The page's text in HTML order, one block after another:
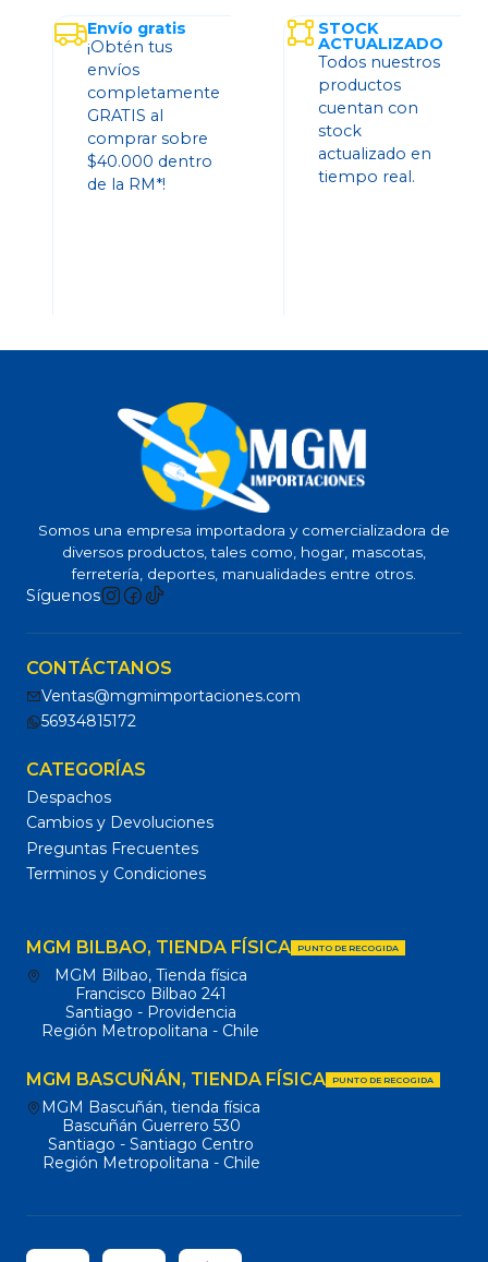
Envío gratis
¡Obtén tus
envíos
completamente
GRATIS al
comprar sobre
$40.000 dentro
de la RM*!
STOCK
ACTUALIZADO
Todos nuestros
productos
cuentan con
stock
actualizado en
tiempo real.
Somos una empresa importadora y comercializadora de
diversos productos, tales como, hogar, mascotas,
ferretería, deportes, manualidades entre otros.
Síguenos
CONTÁCTANOS
Ventas@mgmimportaciones.com
56934815172
CATEGORÍAS
Despachos
Cambios y Devoluciones
Preguntas Frecuentes
Terminos y Condiciones
MGM BILBAO, TIENDA FÍSICA PUNTO DE RECOGIDA
MGM Bilbao, Tienda física
Francisco Bilbao 241
Santiago - Providencia
Región Metropolitana - Chile
MGM BASCUÑÁN, TIENDA FÍSICA PUNTO DE RECOGIDA
MGM Bascuñán, tienda física
Bascuñán Guerrero 530
Santiago - Santiago Centro
Región Metropolitana - Chile